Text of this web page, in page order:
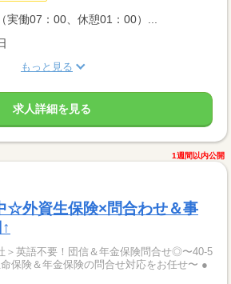
実働07：00、休憩01：00）...
もっと見る
求人詳細を見る
1週間以内公開
☆外資生保険×問合わせ＆事
＞英語不要！団信＆年金保険問合せ◎〜40-5
保険＆年金保険の問合せ対応をお任せ〜 ●